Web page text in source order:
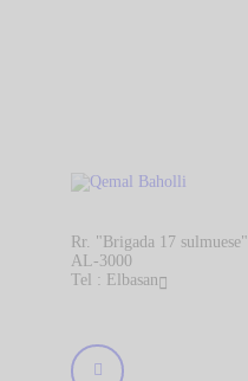
Rr. "Brigada 17 sulmuese",
AL-3000
Tel : Elbasan